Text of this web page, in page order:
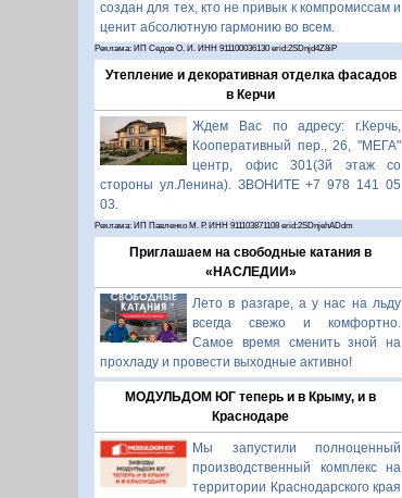
создан для тех, кто не привык к компромиссам и
ценит абсолютную гармонию во всем.
Реклама: ИП Седов О. И. ИНН 911100036130 erid:2SDnjd4Z8iP
Утепление и декоративная отделка фасадов
в Керчи
Ждем Вас по адресу: г.Керчь,
Кооперативный пер., 26, "МЕГА"
центр, офис 301(3й этаж со
стороны ул.Ленина). ЗВОНИТЕ +7 978 141 05
03.
Реклама: ИП Павленко М. Р. ИНН 911103871108 erid:2SDnjehADdm
Приглашаем на свободные катания в
«НАСЛЕДИИ»
Лето в разгаре, а у нас на льду
всегда свежо и комфортно.
Самое время сменить зной на
прохладу и провести выходные активно!
МОДУЛЬДОМ ЮГ теперь и в Крыму, и в
Краснодаре
Мы запустили полноценный
производственный комплекс на
территории Краснодарского края